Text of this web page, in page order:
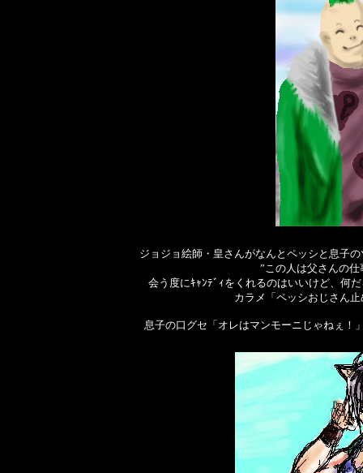
ジョジョ絵師・皇さんがなんとペッシと息子
”この人は父さんの
会う度にｷｬﾝﾃﾞｨをくれるのはいいけど、何
カラメ「ペッシおじさん
息子の口グセ「オレはマンモーニじゃねぇ！